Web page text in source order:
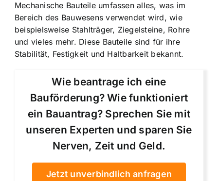
Mechanische Bauteile umfassen alles, was im
Bereich des Bauwesens verwendet wird, wie
beispielsweise Stahlträger, Ziegelsteine, Rohre
und vieles mehr. Diese Bauteile sind für ihre
Stabilität, Festigkeit und Haltbarkeit bekannt.
Wie beantrage ich eine
Bauförderung? Wie funktioniert
ein Bauantrag? Sprechen Sie mit
unseren Experten und sparen Sie
Nerven, Zeit und Geld.
Jetzt unverbindlich anfragen